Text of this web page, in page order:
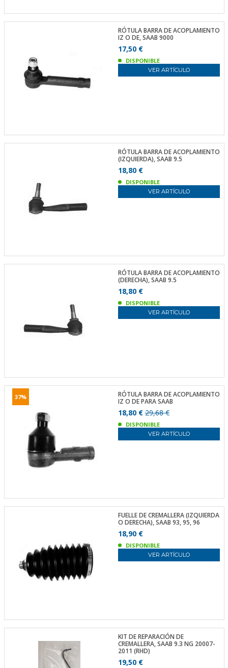
RÓTULA BARRA DE ACOPLAMIENTO
IZ O DE, SAAB 9000
17,50 €
DISPONIBLE
VER ARTÍCULO
RÓTULA BARRA DE ACOPLAMIENTO
(IZQUIERDA), SAAB 9.5
18,80 €
DISPONIBLE
VER ARTÍCULO
RÓTULA BARRA DE ACOPLAMIENTO
(DERECHA), SAAB 9.5
18,80 €
DISPONIBLE
VER ARTÍCULO
37%
RÓTULA BARRA DE ACOPLAMIENTO
IZ O DE PARA SAAB
18,80 €29,68 €
DISPONIBLE
VER ARTÍCULO
FUELLE DE CREMALLERA (IZQUIERDA
O DERECHA), SAAB 93, 95, 96
18,90 €
DISPONIBLE
VER ARTÍCULO
KIT DE REPARACIÓN DE
CREMALLERA, SAAB 9.3 NG 20007-
2011 (RHD)
19,50 €